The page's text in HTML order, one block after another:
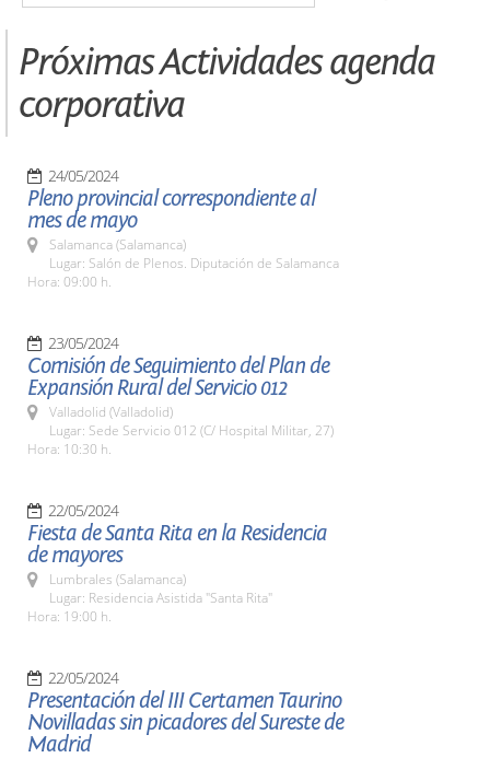
Próximas Actividades agenda
corporativa
24/05/2024
Pleno provincial correspondiente al
mes de mayo
Salamanca (Salamanca)
Lugar: Salón de Plenos. Diputación de Salamanca
Hora: 09:00 h.
23/05/2024
Comisión de Seguimiento del Plan de
Expansión Rural del Servicio 012
Valladolid (Valladolid)
Lugar: Sede Servicio 012 (C/ Hospital Militar, 27)
Hora: 10:30 h.
22/05/2024
Fiesta de Santa Rita en la Residencia
de mayores
Lumbrales (Salamanca)
Lugar: Residencia Asistida "Santa Rita"
Hora: 19:00 h.
22/05/2024
Presentación del III Certamen Taurino
Novilladas sin picadores del Sureste de
Madrid